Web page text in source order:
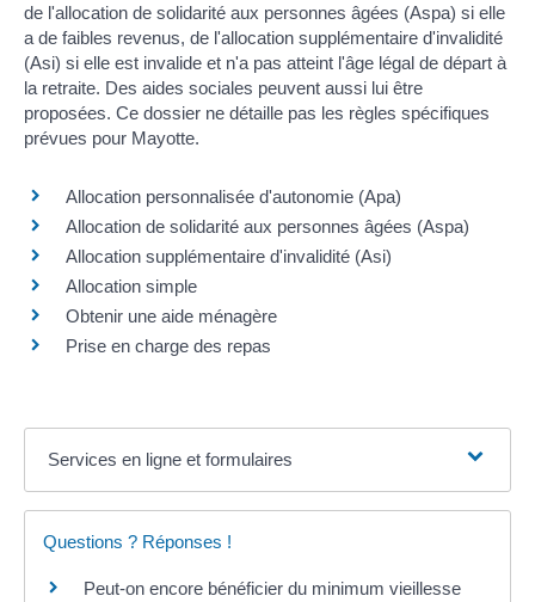
de l'allocation de solidarité aux personnes âgées (Aspa) si elle
a de faibles revenus, de l'allocation supplémentaire d'invalidité
(Asi) si elle est invalide et n'a pas atteint l'âge légal de départ à
la retraite. Des aides sociales peuvent aussi lui être
proposées. Ce dossier ne détaille pas les règles spécifiques
prévues pour Mayotte.
Allocation personnalisée d'autonomie (Apa)
Allocation de solidarité aux personnes âgées (Aspa)
Allocation supplémentaire d'invalidité (Asi)
Allocation simple
Obtenir une aide ménagère
Prise en charge des repas
Services en ligne et formulaires
Questions ? Réponses !
Peut-on encore bénéficier du minimum vieillesse